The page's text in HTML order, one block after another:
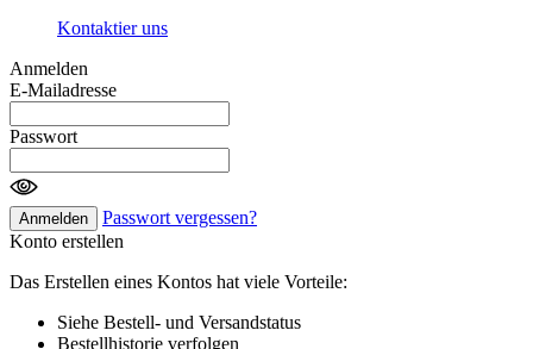
Kontaktier uns
Anmelden
E-Mailadresse
Passwort
Anmelden
Passwort vergessen?
Konto erstellen
Das Erstellen eines Kontos hat viele Vorteile:
Siehe Bestell- und Versandstatus
Bestellhistorie verfolgen